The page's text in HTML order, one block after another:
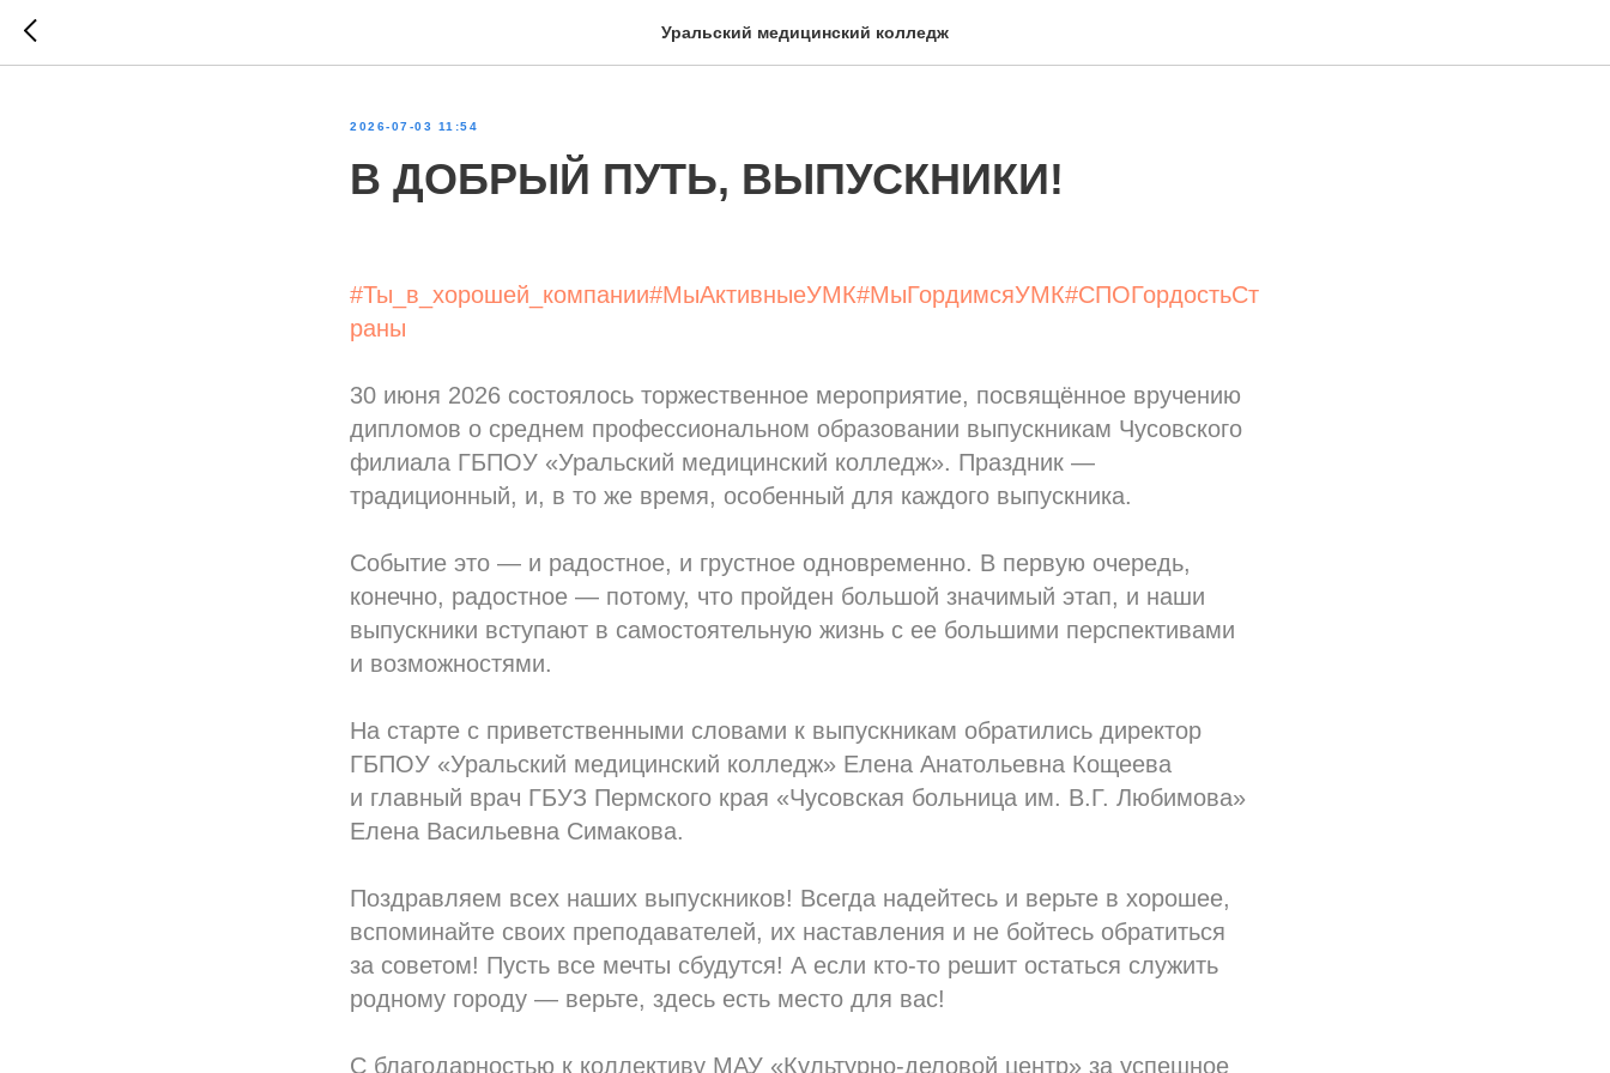
Уральский медицинский колледж
2026-07-03 11:54
В ДОБРЫЙ ПУТЬ, ВЫПУСКНИКИ!
#Ты_в_хорошей_компании#МыАктивныеУМК#МыГордимсяУМК#СПОГордостьСт
раны
30 июня 2026 состоялось торжественное мероприятие, посвящённое вручению
дипломов о среднем профессиональном образовании выпускникам Чусовского
филиала ГБПОУ «Уральский медицинский колледж». Праздник —
традиционный, и, в то же время, особенный для каждого выпускника.
Событие это — и радостное, и грустное одновременно. В первую очередь,
конечно, радостное — потому, что пройден большой значимый этап, и наши
выпускники вступают в самостоятельную жизнь с ее большими перспективами
и возможностями.
На старте с приветственными словами к выпускникам обратились директор
ГБПОУ «Уральский медицинский колледж» Елена Анатольевна Кощеева
и главный врач ГБУЗ Пермского края «Чусовская больница им. В.Г. Любимова»
Елена Васильевна Симакова.
Поздравляем всех наших выпускников! Всегда надейтесь и верьте в хорошее,
вспоминайте своих преподавателей, их наставления и не бойтесь обратиться
за советом! Пусть все мечты сбудутся! А если кто-то решит остаться служить
родному городу — верьте, здесь есть место для вас!
С благодарностью к коллективу МАУ «Культурно-деловой центр» за успешное